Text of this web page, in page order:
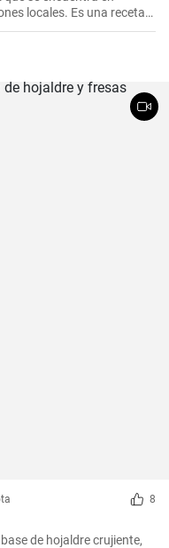
locales. Es una receta
jugosa de lomo de
sabroso. Es excelente
8
de hojaldre crujiente,